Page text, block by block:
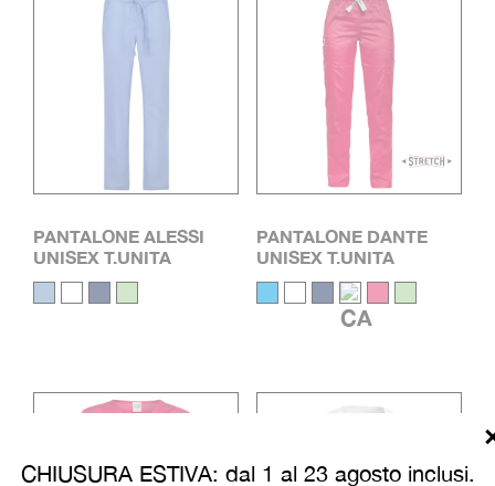
CHIUSURA ESTIVA: dal 1 al 23 agosto inclusi.
PANTALONE ALESSI
UNISEX T.UNITA
PANTALONE DANTE
UNISEX T.UNITA